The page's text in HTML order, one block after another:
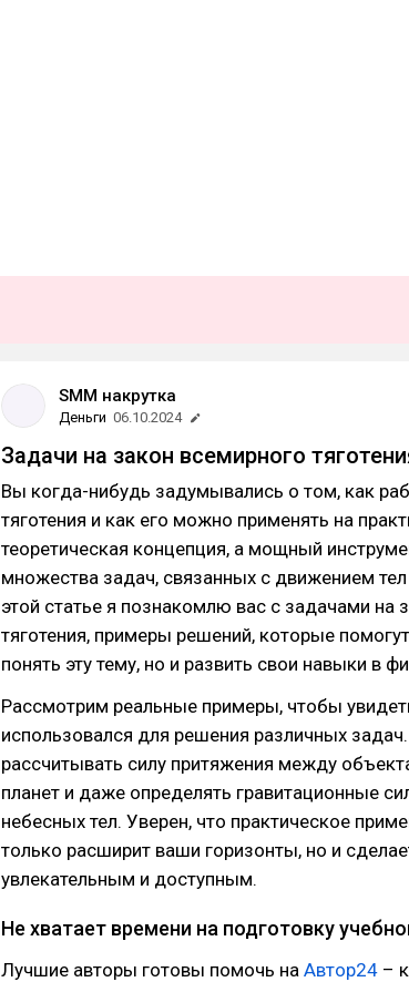
SMM накрутка
Деньги 06.10.2024
Задачи на закон всемирного
Вы когда-нибудь задумывались о том, как
тяготения и как его можно применять на
теоретическая концепция, а мощный
множества задач, связанных с движением
этой статье я познакомлю вас с задачами на
тяготения, примеры решений, которые
понять эту тему, но и развить свои навыки в
Рассмотрим реальные примеры, чтобы
использовался для решения различных
рассчитывать силу притяжения между
планет и даже определять гравитационные
небесных тел. Уверен, что практическое
только расширит ваши горизонты, но и
увлекательным и доступным.
Не хватает времени на подготовку
Лучшие авторы готовы помочь на Автор24 –